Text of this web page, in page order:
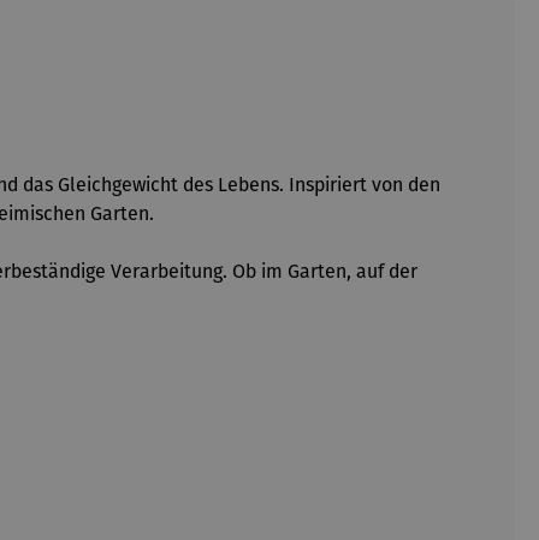
das Gleichgewicht des Lebens. Inspiriert von den
Garten.
Verarbeitung. Ob im Garten, auf der